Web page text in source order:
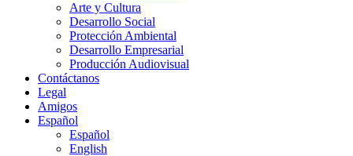
Arte y Cultura
Desarrollo Social
Protección Ambiental
Desarrollo Empresarial
Producción Audiovisual
Contáctanos
Legal
Amigos
Español
Español
English